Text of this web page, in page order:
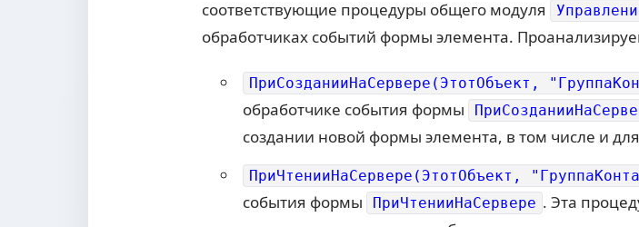
соответствующие процедуры общего модуля
обработчиках событий формы элемента.
ПриСозданииНаСервере(ЭтотОбъект,
обработчике события формы
создании новой формы элемента, в том числе и
ПриЧтенииНаСервере(ЭтотОбъект,
события формы
ПриЧтенииНаСервере . Эта